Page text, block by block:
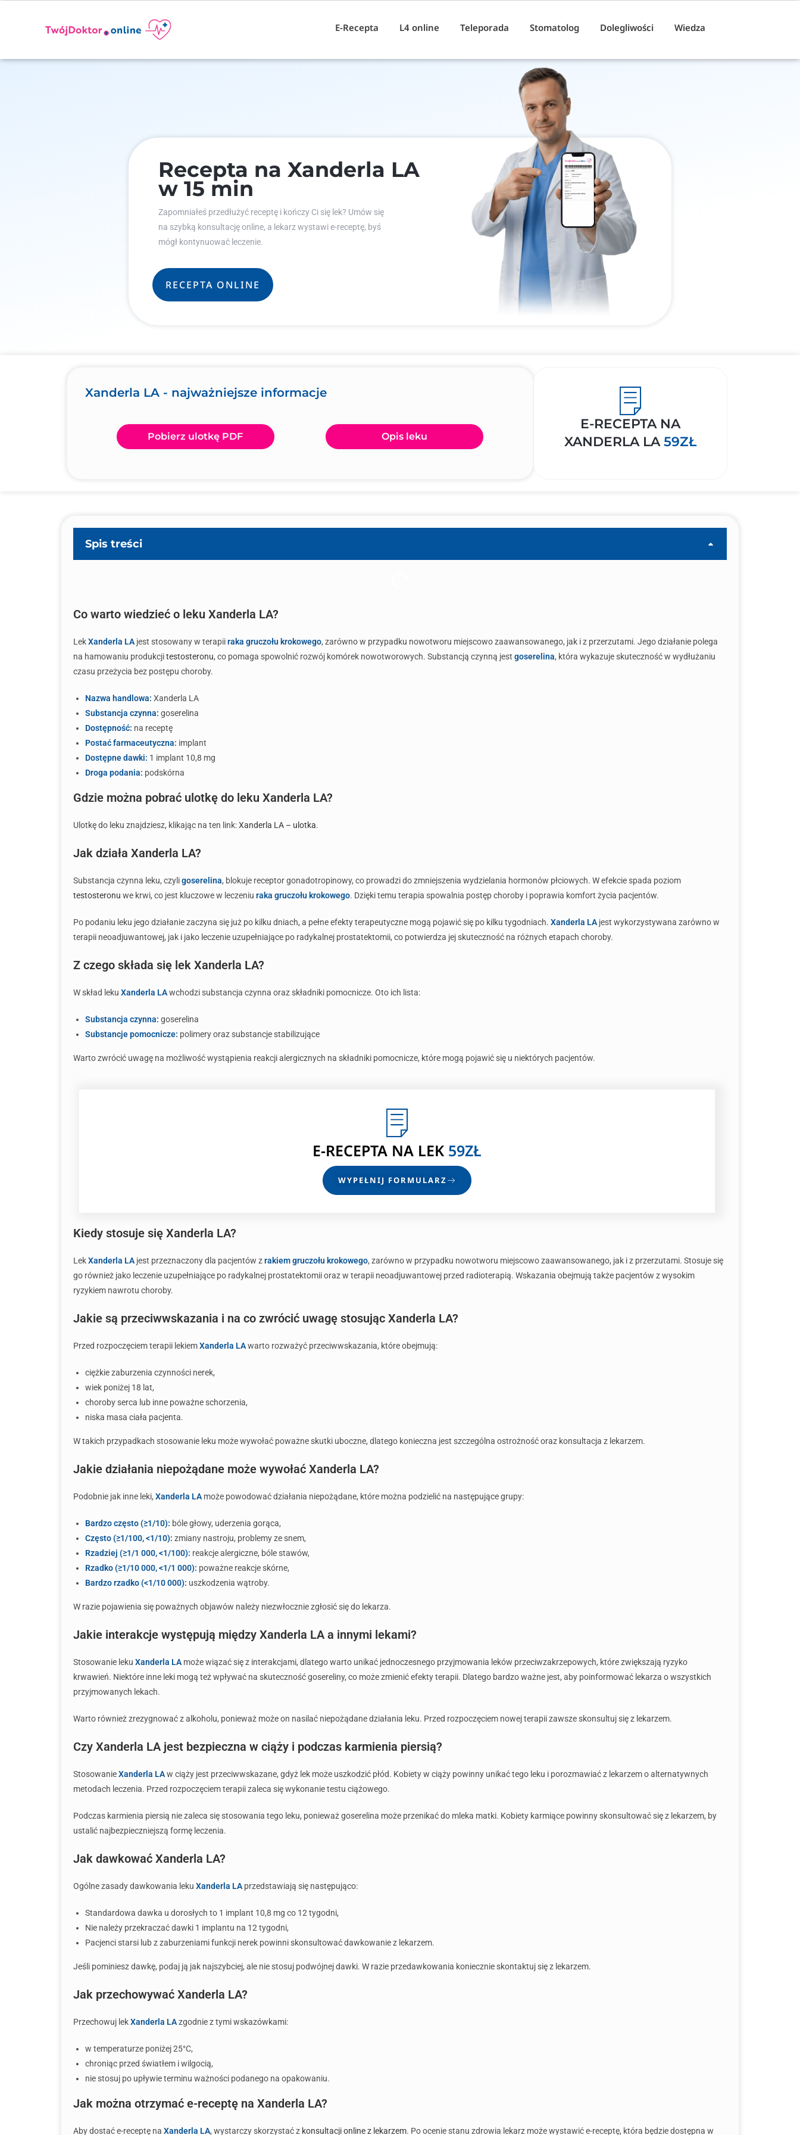
E-Recepta L4 online Teleporada Stomatolog Dolegliwości Wiedza
Recepta na Xanderla LA
w 15 min
Zapomniałeś przedłużyć receptę i kończy Ci się lek? Umów się
na szybką konsultację online, a lekarz wystawi e-receptę, byś
mógł kontynuować leczenie.
RECEPTA ONLINE
Xanderla LA - najważniejsze informacje
Pobierz ulotkę PDF Opis leku
E-RECEPTA NA
XANDERLA LA59ZŁ
Spis treści
Co warto wiedzieć o leku Xanderla LA?
LekXanderla LA jest stosowany w terapiiraka gruczołu krokowego, zarówno w przypadku nowotworu miejscowo zaawansowanego, jak i z przerzutami. Jego działanie polega
na hamowaniu produkcjitestosteronu, co pomaga spowolnić rozwój komórek nowotworowych. Substancją czynną jest goserelina, która wykazuje skuteczność w wydłużaniu
czasu przeżycia bez postępu choroby.
Nazwa handlowa: Xanderla LA
Substancja czynna: goserelina
Dostępność: na receptę
Postać farmaceutyczna: implant
Dostępne dawki: 1 implant 10,8 mg
Droga podania: podskórna
Gdzie można pobrać ulotkę do leku Xanderla LA?
Ulotkę do leku znajdziesz, klikając na ten link:Xanderla LA – ulotka.
Jak działa Xanderla LA?
Substancja czynna leku, czyligoserelina, blokuje receptor gonadotropinowy, co prowadzi do zmniejszenia wydzielania hormonów płciowych. W efekcie spada poziom
testosteronu we krwi, co jest kluczowe w leczeniu raka gruczołu krokowego. Dzięki temu terapia spowalnia postęp choroby i poprawia komfort życia pacjentów.
Po podaniu leku jego działanie zaczyna się już po kilku dniach, a pełne efekty terapeutyczne mogą pojawić się po kilku tygodniach. Xanderla LA jest wykorzystywana zarówno w
terapii neoadjuwantowej, jak i jako leczenie uzupełniające po radykalnej prostatektomii, co potwierdza jej skuteczność na różnych etapach choroby.
Z czego składa się lek Xanderla LA?
W skład leku Xanderla LAwchodzi substancja czynna oraz składniki pomocnicze. Oto ich lista:
Substancja czynna: goserelina
Substancje pomocnicze: polimery oraz substancje stabilizujące
Warto zwrócić uwagę na możliwość wystąpienia reakcji alergicznych na składniki pomocnicze, które mogą pojawić się u niektórych pacjentów.
E-RECEPTA NA LEK 59ZŁ
WYPEŁNIJ FORMULARZ
Kiedy stosuje się Xanderla LA?
LekXanderla LA jest przeznaczony dla pacjentów zrakiem gruczołu krokowego, zarówno w przypadku nowotworu miejscowo zaawansowanego, jak i z przerzutami. Stosuje się
go również jako leczenie uzupełniające po radykalnej prostatektomii oraz w terapii neoadjuwantowej przed radioterapią. Wskazania obejmują także pacjentów z wysokim
ryzykiem nawrotu choroby.
Jakie są przeciwwskazania i na co zwrócić uwagę stosując Xanderla LA?
Przed rozpoczęciem terapii lekiemXanderla LAwarto rozważyć przeciwwskazania, które obejmują:
ciężkie zaburzenia czynności nerek,
wiek poniżej 18 lat,
choroby serca lub inne poważne schorzenia,
niska masa ciała pacjenta.
W takich przypadkach stosowanie leku może wywołać poważne skutki uboczne, dlatego konieczna jest szczególna ostrożność oraz konsultacja z lekarzem.
Jakie działania niepożądane może wywołać Xanderla LA?
Podobnie jak inne leki, Xanderla LA może powodować działania niepożądane, które można podzielić na następujące grupy:
Bardzo często (≥1/10): bóle głowy, uderzenia gorąca,
Często (≥1/100, <1/10): zmiany nastroju, problemy ze snem,
Rzadziej (≥1/1 000, <1/100): reakcje alergiczne, bóle stawów,
Rzadko (≥1/10 000, <1/1 000): poważne reakcje skórne,
Bardzo rzadko (<1/10 000): uszkodzenia wątroby.
W razie pojawienia się poważnych objawów należy niezwłocznie zgłosić się do lekarza.
Jakie interakcje występują między Xanderla LA a innymi lekami?
Stosowanie leku Xanderla LA może wiązać się z interakcjami, dlatego warto unikać jednoczesnego przyjmowania leków przeciwzakrzepowych, które zwiększają ryzyko
krwawień. Niektóre inne leki mogą też wpływać na skuteczność gosereliny, co może zmienić efekty terapii. Dlatego bardzo ważne jest, aby poinformować lekarza o wszystkich
przyjmowanych lekach.
Warto również zrezygnować z alkoholu, ponieważ może on nasilać niepożądane działania leku. Przed rozpoczęciem nowej terapii zawsze skonsultuj się z lekarzem.
Czy Xanderla LA jest bezpieczna w ciąży i podczas karmienia piersią?
StosowanieXanderla LAw ciąży jest przeciwwskazane, gdyż lek może uszkodzić płód. Kobiety w ciąży powinny unikać tego leku i porozmawiać z lekarzem o alternatywnych
metodach leczenia. Przed rozpoczęciem terapii zaleca się wykonanie testu ciążowego.
Podczas karmienia piersią nie zaleca się stosowania tego leku, ponieważ goserelina może przenikać do mleka matki. Kobiety karmiące powinny skonsultować się z lekarzem, by
ustalić najbezpieczniejszą formę leczenia.
Jak dawkować Xanderla LA?
Ogólne zasady dawkowania leku Xanderla LA przedstawiają się następująco:
Standardowa dawka u dorosłych to 1 implant 10,8 mg co 12 tygodni,
Nie należy przekraczać dawki 1 implantu na 12 tygodni,
Pacjenci starsi lub z zaburzeniami funkcji nerek powinni skonsultować dawkowanie z lekarzem.
Jeśli pominiesz dawkę, podaj ją jak najszybciej, ale nie stosuj podwójnej dawki. W razie przedawkowania koniecznie skontaktuj się z lekarzem.
Jak przechowywać Xanderla LA?
Przechowuj lekXanderla LAzgodnie z tymi wskazówkami:
w temperaturze poniżej 25°C,
chroniąc przed światłem i wilgocią,
nie stosuj po upływie terminu ważności podanego na opakowaniu.
Jak można otrzymać e-receptę na Xanderla LA?
Aby dostać e-receptę na Xanderla LA, wystarczy skorzystać z konsultacji online z lekarzem. Po ocenie stanu zdrowia lekarz może wystawić e-receptę, która będzie dostępna w